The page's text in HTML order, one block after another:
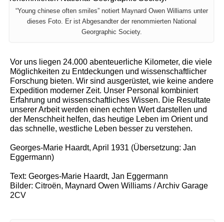
“Young chinese often smiles” notiert Maynard Owen Williams unter
dieses Foto. Er ist Abgesandter der renommierten National
Georgraphic Society.
Vor uns liegen 24.000 abenteuerliche Kilometer, die viele
Möglichkeiten zu Entdeckungen und wissenschaftlicher
Forschung bieten. Wir sind ausgerüstet, wie keine andere
Expedition moderner Zeit. Unser Personal kombiniert
Erfahrung und wissenschaftliches Wissen. Die Resultate
unserer Arbeit werden einen echten Wert darstellen und
der Menschheit helfen, das heutige Leben im Orient und
das schnelle, westliche Leben besser zu verstehen.
Georges-Marie Haardt, April 1931 (Übersetzung: Jan
Eggermann)
Text: Georges-Marie Haardt, Jan Eggermann
Bilder: Citroën, Maynard Owen Williams / Archiv Garage
2CV